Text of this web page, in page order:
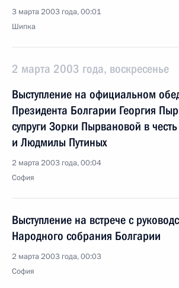
3 марта 2003 года, 00:01
Шипка
2 марта 2003 года, воскресенье
Выступление на официальном
Президента Болгарии Георгия
супруги Зорки Пырвановой в
и Людмилы Путиных
2 марта 2003 года, 00:04
София
Выступление на встрече с
Народного собрания Болгарии
2 марта 2003 года, 00:03
София